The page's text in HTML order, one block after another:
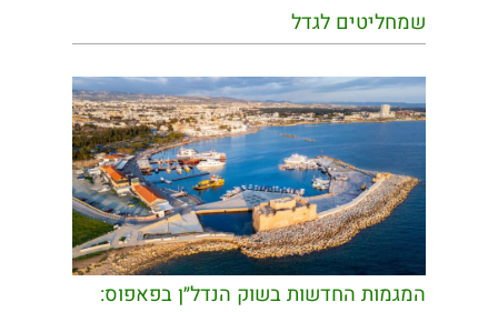
שמחליטים לגדל
המגמות החדשות בשוק הנדל״ן בפאפוס: